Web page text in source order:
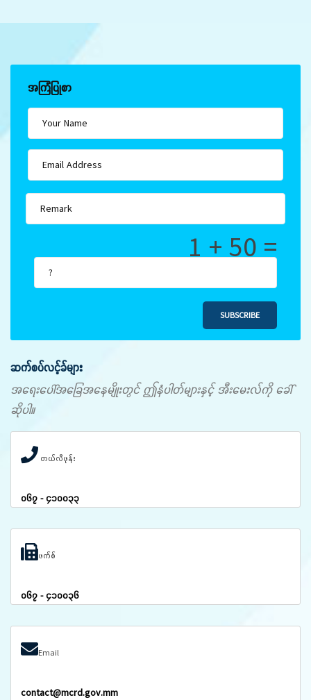
အကြံပြုစာ
1 + 50 =
SUBSCRIBE
ဆက်စပ်လင့်ခ်များ
အရေးပေါ်အခြေအနေမျိုးတွင် ဤနံပါတ်များနှင့် အီးမေးလ်ကို ခေါ်
ဆိုပါ။
တယ်လီဖုန်း
၀၆၇ - ၄၁၀၀၃၃
ဖက်စ်
၀၆၇ - ၄၁၀၀၃၆
Email
contact@mcrd.gov.mm